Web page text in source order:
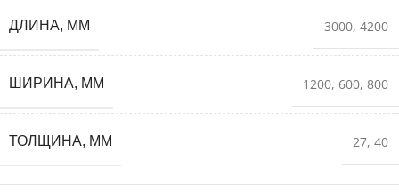
ДЛИНА, ММ 3000, 4200
ШИРИНА, ММ 1200, 600, 800
ТОЛЩИНА, ММ 27, 40